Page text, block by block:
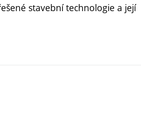
stavební technologie a její